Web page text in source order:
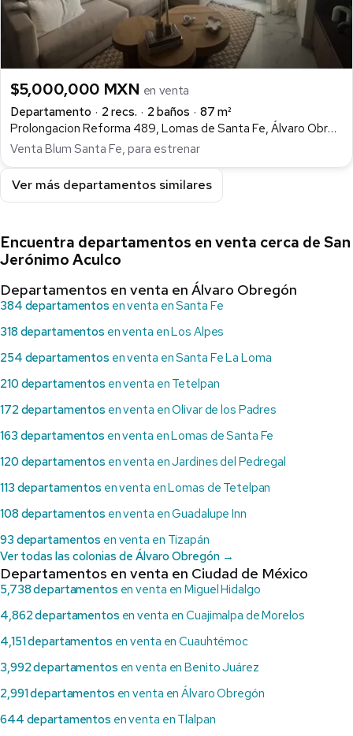
$5,000,000 MXN en venta
Departamento
2 recs. 2 baños
87 m²
Prolongacion Reforma 489, Lomas de Santa Fe, Álvaro Obregón
Venta Blum Santa Fe, para estrenar
Ver más departamentos similares
Encuentra departamentos en venta cerca de San
Jerónimo Aculco
Departamentos en venta en Álvaro Obregón
384 departamentos en venta en Santa Fe
318 departamentos en venta en Los Alpes
254 departamentos en venta en Santa Fe La Loma
210 departamentos en venta en Tetelpan
172 departamentos en venta en Olivar de los Padres
163 departamentos en venta en Lomas de Santa Fe
120 departamentos en venta en Jardines del Pedregal
113 departamentos en venta en Lomas de Tetelpan
108 departamentos en venta en Guadalupe Inn
93 departamentos en venta en Tizapán
Ver todas las colonias de Álvaro Obregón →
Departamentos en venta en Ciudad de México
5,738 departamentos en venta en Miguel Hidalgo
4,862 departamentos en venta en Cuajimalpa de Morelos
4,151 departamentos en venta en Cuauhtémoc
3,992 departamentos en venta en Benito Juárez
2,991 departamentos en venta en Álvaro Obregón
644 departamentos en venta en Tlalpan